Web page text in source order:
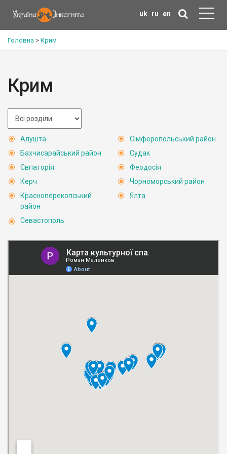
uk ru en
Головна > Крим
Крим
Алушта
Бахчисарайський район
Євпаторія
Керч
Красноперекопський
район
Севастополь
Сімферопольський район
Судак
Феодосія
Чорноморський район
Ялта